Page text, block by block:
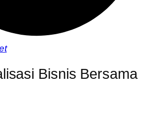
Bisnis Bersama